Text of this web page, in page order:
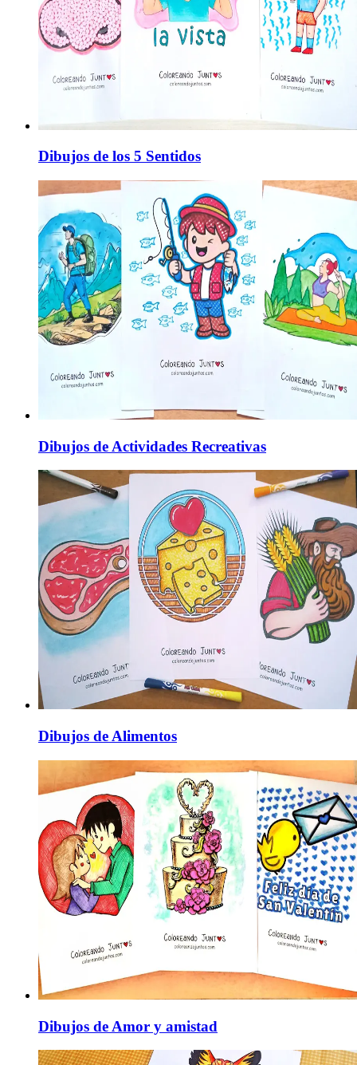
Dibujos de los 5 Sentidos
Dibujos de Actividades Recreativas
Dibujos de Alimentos
Dibujos de Amor y amistad